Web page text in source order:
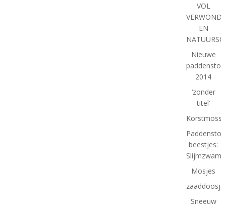
VOL
EN
Nieuwe
2014
‘zonder
titel’
beestjes:
Mosjes
Sneeuw